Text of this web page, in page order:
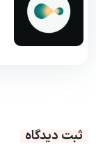
ثبت دیدگاه